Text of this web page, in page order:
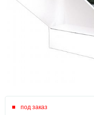
под заказ